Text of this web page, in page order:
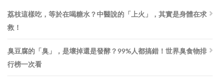
荔枝這樣吃，等於在喝糖水？中醫說的「上火」，其實是身體在求
救！
臭豆腐的「臭」，是壞掉還是發酵？99%人都搞錯！世界臭食物排
行榜一次看